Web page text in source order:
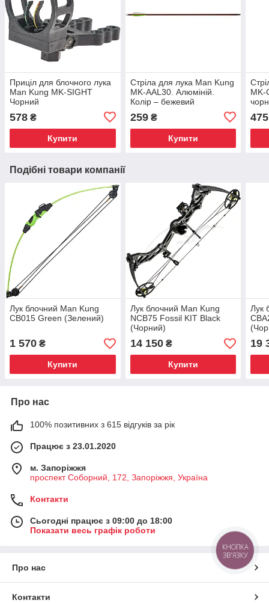
Приціл для блочного лука
Man Kung MK-SIGHT
Чорний
578 ₴
Купити
Стріла для лука Man Kung
MK-AAL30. Алюміній.
Колір – бежевий
259₴
Купити
MK-
475
Подібні товари компанії
Лук блочний Man Kung
CB015 Green (Зелений)
1 570 ₴
Купити
Лук блочний Man Kung
NCB75 Fossil KIT Black
(Чорний)
14 150₴
Купити
Лук
19
Про нас
100% позитивних з 615 відгуків за рік
Працює з 23.01.2020
м. Запоріжжя
проспект Соборний, 172, Запоріжжя, Україна
Контакти
Сьогодні працює з 09:00 до 18:00
Показати весь графік роботи
Про нас
Контакти
КНОПКА
ЗВ'ЯЗКУ